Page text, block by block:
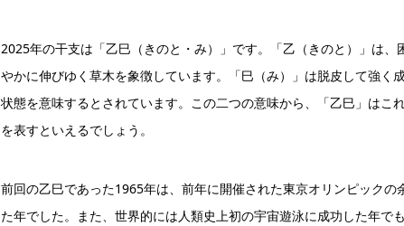
2025年の干支は「乙巳（きのと・み）」です。「乙（きのと）」は
やかに伸びゆく草木を象徴しています。「巳（み）」は脱皮して強く
状態を意味するとされています。この二つの意味から、「乙巳」はこ
を表すといえるでしょう。
前回の乙巳であった1965年は、前年に開催された東京オリンピック
た年でした。また、世界的には人類史上初の宇宙遊泳に成功した年で